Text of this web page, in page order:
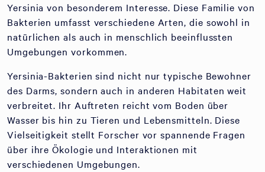
Yersinia von besonderem Interesse. Diese Familie von
Bakterien umfasst verschiedene Arten, die sowohl in
natürlichen als auch in menschlich beeinflussten
Umgebungen vorkommen.
Yersinia-Bakterien sind nicht nur typische Bewohner
des Darms, sondern auch in anderen Habitaten weit
verbreitet. Ihr Auftreten reicht vom Boden über
Wasser bis hin zu Tieren und Lebensmitteln. Diese
Vielseitigkeit stellt Forscher vor spannende Fragen
über ihre Ökologie und Interaktionen mit
verschiedenen Umgebungen.